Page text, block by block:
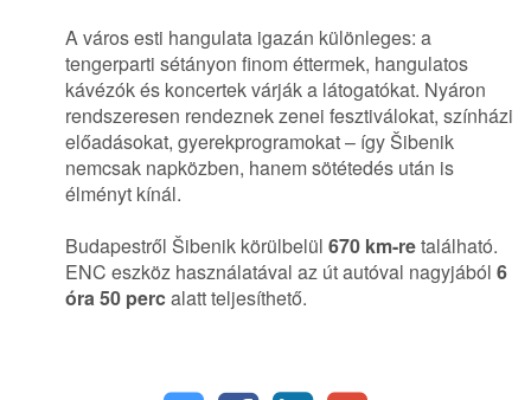
A város esti hangulata igazán különleges: a
tengerparti sétányon finom éttermek, hangulatos
kávézók és koncertek várják a látogatókat. Nyáron
rendszeresen rendeznek zenei fesztiválokat, színházi
előadásokat, gyerekprogramokat – így Šibenik
nemcsak napközben, hanem sötétedés után is
élményt kínál.
Budapestről Šibenik körülbelül 670 km-retalálható.
ENC eszköz használatával az út autóval nagyjából 6
óra 50 percalatt teljesíthető.